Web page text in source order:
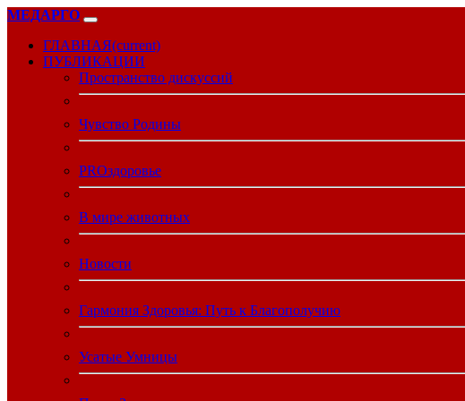
МЕДАРГО
ГЛАВНАЯ(current)
ПУБЛИКАЦИИ
Пространство дискуссий
Чувство Родины
PROздоровье
В мире животных
Новости
Гармония Здоровья: Путь к Благополучию
Усатые Умницы